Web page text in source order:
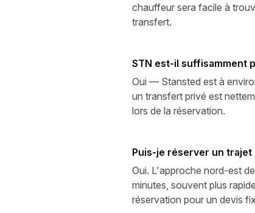
chauffeur sera facile à
transfert.
STN est-il suffisamment
Oui — Stansted est à
un transfert privé est
lors de la réservation.
Puis-je réserver un trajet
Oui. L'approche nord-est
minutes, souvent plus
réservation pour un devis